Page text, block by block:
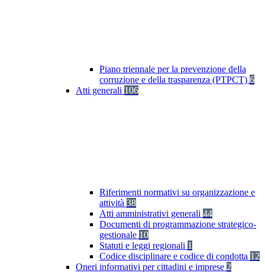
Piano triennale per la prevenzione della
corruzione e della trasparenza (PTPCT) 6
Atti generali 106
Riferimenti normativi su organizzazione e
attività 38
Atti amministrativi generali 44
Documenti di programmazione strategico-
gestionale 10
Statuti e leggi regionali 1
Codice disciplinare e codice di condotta 12
Oneri informativi per cittadini e imprese 2